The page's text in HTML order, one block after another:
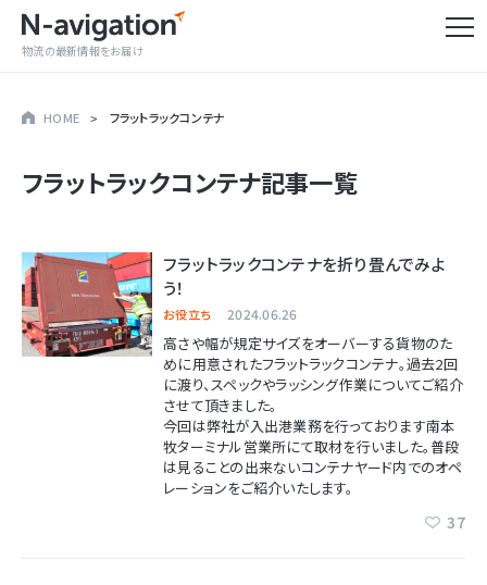
物流の最新情報をお届け
HOME フラットラックコンテナ
フラットラックコンテナ記事一覧
フラットラックコンテナを折り畳んでみよ
う！
お役立ち 2024.06.26
高さや幅が規定サイズをオーバーする貨物のた
めに用意されたフラットラックコンテナ。過去2回
に渡り、スペックやラッシング作業についてご紹介
させて頂きました。
今回は弊社が入出港業務を行っております南本
牧ターミナル営業所にて取材を行いました。普段
は見ることの出来ないコンテナヤード内でのオペ
レーションをご紹介いたします。
37